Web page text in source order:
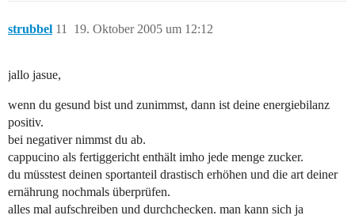
strubbel 19. Oktober 2005 um 12:12
11
jallo jasue,
wenn du gesund bist und zunimmst, dann ist deine energiebilanz
positiv.
bei negativer nimmst du ab.
cappucino als fertiggericht enthält imho jede menge zucker.
du müsstest deinen sportanteil drastisch erhöhen und die art deiner
ernährung nochmals überprüfen.
alles mal aufschreiben und durchchecken. man kann sich ja